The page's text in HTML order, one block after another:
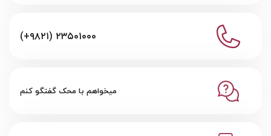
(+۹۸۲۱) ۲۳۵۰۱۰۰۰
میخواهم با محک گفتگو کنم